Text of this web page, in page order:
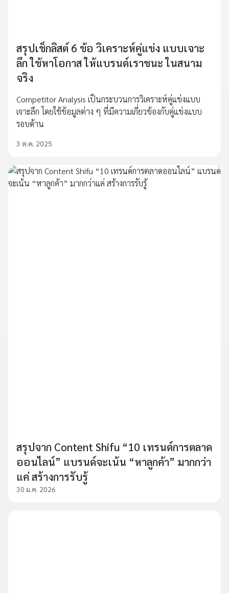
สรุปเช็กลิสต์ 6 ข้อ วิเคราะห์คู่แข่ง แบบเจาะ
ลึก ใช้หาโอกาส ให้แบรนด์เราชนะ ในสนาม
จริง
Competitor Analysis เป็นกระบวนการวิเคราะห์คู่แข่งแบบ
เจาะลึก โดยใช้ข้อมูลต่าง ๆ ที่มีความเกี่ยวข้องกับคู่แข่งแบบ
รอบด้าน
3 ต.ค. 2025
สรุปจาก Content Shifu “10 เทรนด์การตลาด
ออนไลน์” แบรนด์จะเน้น “หาลูกค้า” มากกว่า
แค่ สร้างการรับรู้
30 ม.ค. 2026